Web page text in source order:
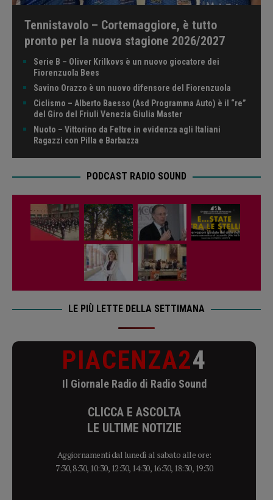
Tennistavolo – Cortemaggiore, è tutto
pronto per la nuova stagione 2026/2027
Serie B – Oliver Krilkovs è un nuovo giocatore dei
Fiorenzuola Bees
Savino Orazzo è un nuovo difensore del Fiorenzuola
Ciclismo – Alberto Baesso (Asd Programma Auto) è il “re”
del Giro del Friuli Venezia Giulia Master
Nuoto – Vittorino da Feltre in evidenza agli Italiani
Ragazzi con Pilla e Barbazza
PODCAST RADIO SOUND
LE PIÙ LETTE DELLA SETTIMANA
PIACENZA24
Il Giornale Radio di Radio Sound
CLICCA E ASCOLTA
LE ULTIME NOTIZIE
Aggiornamenti dal lunedì al sabato alle ore:
7:30, 8:30, 10:30, 12:30, 14:30, 16:30, 18:30, 19:30